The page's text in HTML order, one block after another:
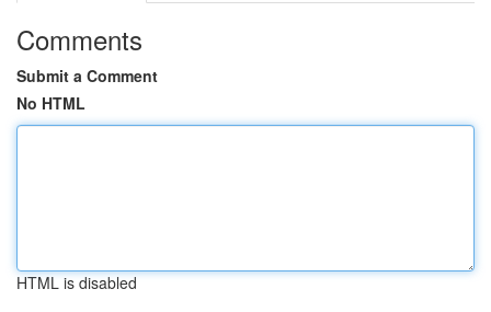
Comments
Submit a Comment
No HTML
HTML is disabled